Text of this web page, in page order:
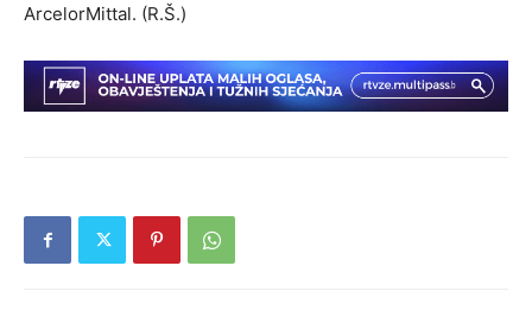
ArcelorMittal. (R.Š.)